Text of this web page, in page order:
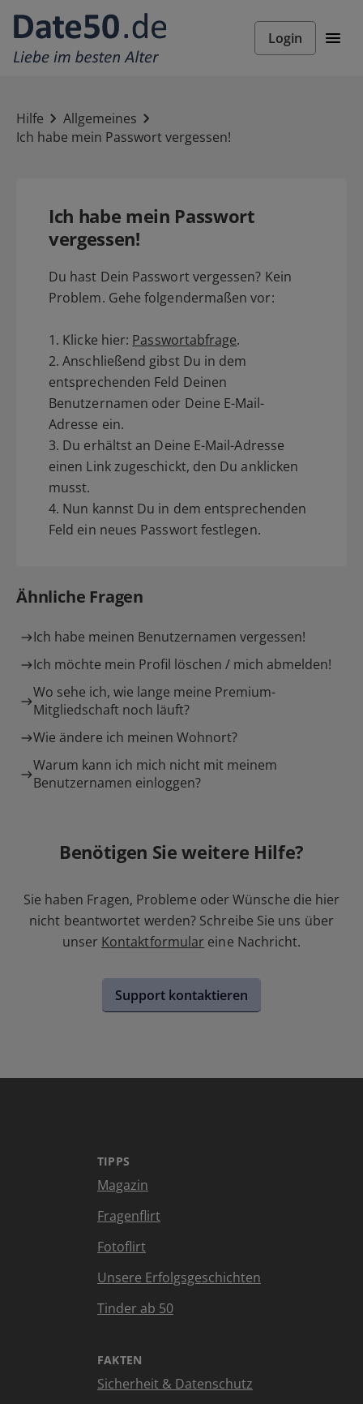
Login
Hilfe
Allgemeines
Ich habe mein Passwort vergessen!
Ich habe mein Passwort
vergessen!
Du hast Dein Passwort vergessen? Kein
Problem. Gehe folgendermaßen vor:
1. Klicke hier: Passwortabfrage.
2. Anschließend gibst Du in dem
entsprechenden Feld Deinen
Benutzernamen oder Deine E-Mail-
Adresse ein.
3. Du erhältst an Deine E-Mail-Adresse
einen Link zugeschickt, den Du anklicken
musst.
4. Nun kannst Du in dem entsprechenden
Feld ein neues Passwort festlegen.
Ähnliche Fragen
Ich habe meinen Benutzernamen vergessen!
Ich möchte mein Profil löschen / mich abmelden!
Wo sehe ich, wie lange meine Premium-
Mitgliedschaft noch läuft?
Wie ändere ich meinen Wohnort?
Warum kann ich mich nicht mit meinem
Benutzernamen einloggen?
Benötigen Sie weitere Hilfe?
Sie haben Fragen, Probleme oder Wünsche die hier
nicht beantwortet werden? Schreibe Sie uns über
unser Kontaktformular eine Nachricht.
Support kontaktieren
TIPPS
Magazin
Fragenflirt
Fotoflirt
Unsere Erfolgsgeschichten
Tinder ab 50
FAKTEN
Sicherheit & Datenschutz